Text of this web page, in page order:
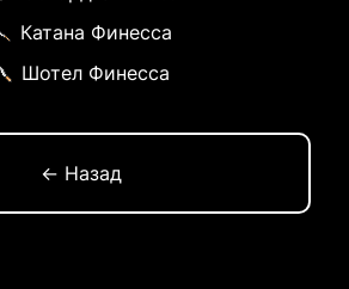
Катана Финесса
Шотел Финесса
← Назад